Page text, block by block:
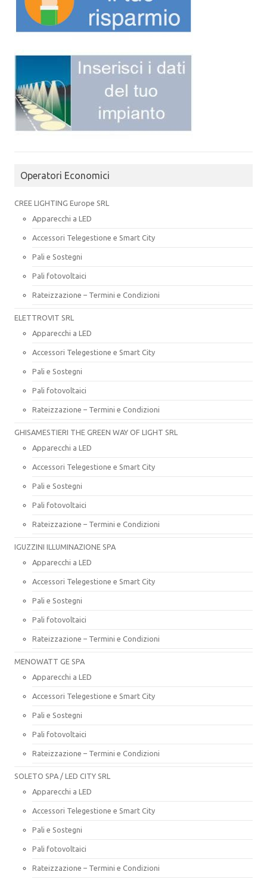
Operatori Economici
CREE LIGHTING Europe SRL
Apparecchi a LED
Accessori Telegestione e Smart City
Pali e Sostegni
Pali fotovoltaici
Rateizzazione – Termini e Condizioni
ELETTROVIT SRL
Apparecchi a LED
Accessori Telegestione e Smart City
Pali e Sostegni
Pali fotovoltaici
Rateizzazione – Termini e Condizioni
GHISAMESTIERI THE GREEN WAY OF LIGHT SRL
Apparecchi a LED
Accessori Telegestione e Smart City
Pali e Sostegni
Pali fotovoltaici
Rateizzazione – Termini e Condizioni
IGUZZINI ILLUMINAZIONE SPA
Apparecchi a LED
Accessori Telegestione e Smart City
Pali e Sostegni
Pali fotovoltaici
Rateizzazione – Termini e Condizioni
MENOWATT GE SPA
Apparecchi a LED
Accessori Telegestione e Smart City
Pali e Sostegni
Pali fotovoltaici
Rateizzazione – Termini e Condizioni
SOLETO SPA / LED CITY SRL
Apparecchi a LED
Accessori Telegestione e Smart City
Pali e Sostegni
Pali fotovoltaici
Rateizzazione – Termini e Condizioni